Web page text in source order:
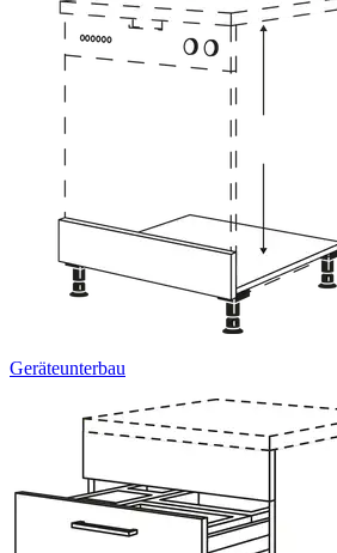
Geräteunterbau